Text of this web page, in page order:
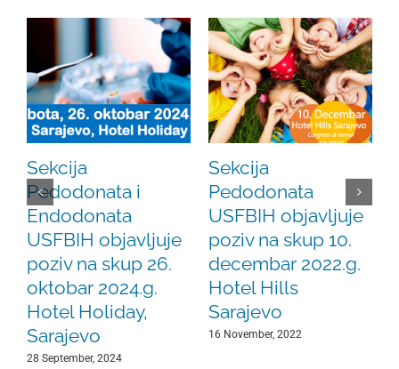
Sekcija
Pedodonata i
Endodonata
USFBIH objavljuje
poziv na skup 26.
oktobar 2024.g.
Hotel Holiday,
Sarajevo
28 September, 2024
Sekcija
Pedodonata
USFBIH objavljuje
poziv na skup 10.
decembar 2022.g.
Hotel Hills
Sarajevo
16 November, 2022